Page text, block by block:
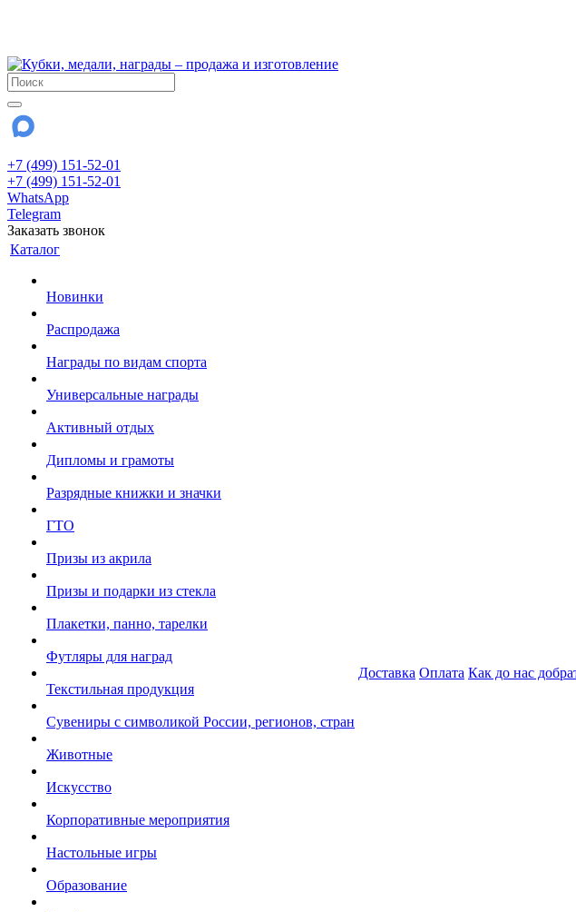
+7 (499) 151-52-01
+7 (499) 151-52-01
WhatsApp
Telegram
Заказать звонок
Каталог
Новинки
Распродажа
Награды по видам спорта
Универсальные награды
Активный отдых
Дипломы и грамоты
Разрядные книжки и значки
ГТО
Призы из акрила
Призы и подарки из стекла
Плакетки, панно, тарелки
Футляры для наград
Текстильная продукция
Сувениры с символикой России, регионов, стран
Животные
Искусство
Корпоративные мероприятия
Настольные игры
Образование
Доставка Оплата Как до нас